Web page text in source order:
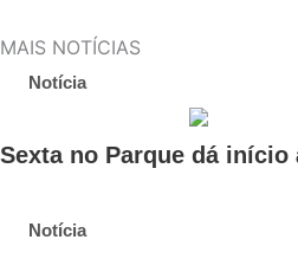
MAIS NOTÍCIAS
Notícia
Sexta no Parque dá
Notícia